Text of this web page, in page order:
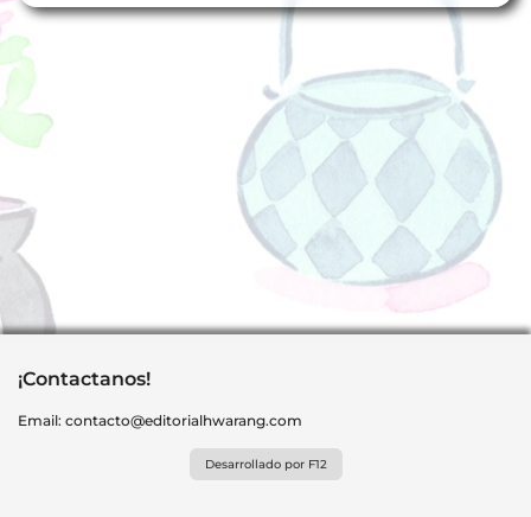
¡Contactanos!
Email: contacto@editorialhwarang.com
Desarrollado por F12